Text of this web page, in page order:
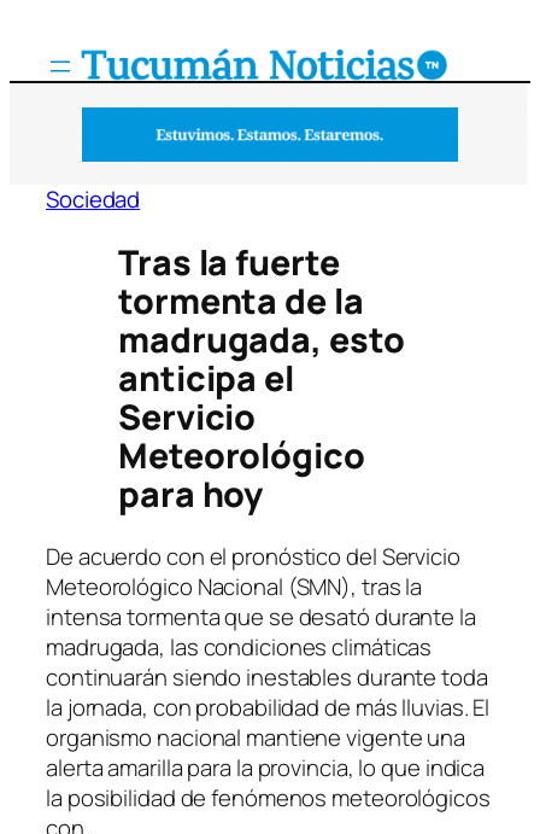
Sociedad
Tras la fuerte
tormenta de la
madrugada, esto
anticipa el
Servicio
Meteorológico
para hoy
De acuerdo con el pronóstico del Servicio
Meteorológico Nacional (SMN), tras la
intensa tormenta que se desató durante la
madrugada, las condiciones climáticas
continuarán siendo inestables durante toda
la jornada, con probabilidad de más lluvias. El
organismo nacional mantiene vigente una
alerta amarilla para la provincia, lo que indica
la posibilidad de fenómenos meteorológicos